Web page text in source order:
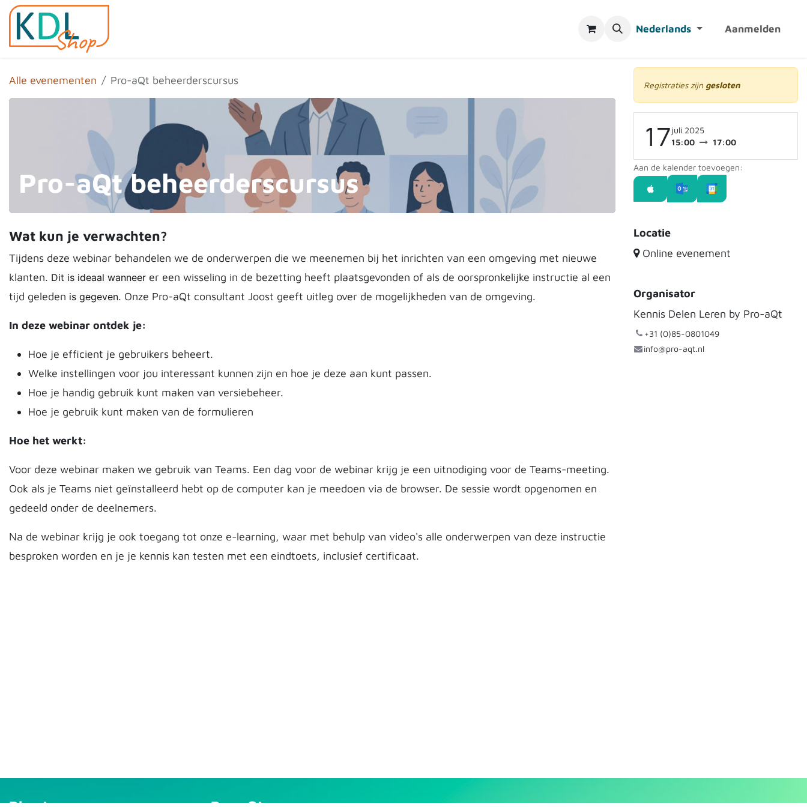
Overslaan naar inhoud
Nederlands Aanmelden
Alle evenementen Pro-aQt beheerderscursus
Pro-aQt beheerderscursus
Wat kun je verwachten?
Tijdens deze webinar behandelen we de onderwerpen die we meenemen bij het inrichten van een omgeving met nieuwe
klanten. Dit is ideaal wanneer er een wisseling in de bezetting heeft plaatsgevonden of als de oorspronkelijke instructie al een
tijd geleden is gegeven. Onze Pro-aQt consultant Joost geeft uitleg over de mogelijkheden van de omgeving.
In deze webinar ontdek je:
Hoe je efficient je gebruikers beheert.
Welke instellingen voor jou interessant kunnen zijn en hoe je deze aan kunt passen.
Hoe je handig gebruik kunt maken van versiebeheer.
Hoe je gebruik kunt maken van de formulieren
Hoe het werkt:
Voor deze webinar maken we gebruik van Teams. Een dag voor de webinar krijg je een uitnodiging voor de Teams-meeting.
Ook als je Teams niet geïnstalleerd hebt op de computer kan je meedoen via de browser. De sessie wordt opgenomen en
gedeeld onder de deelnemers.
Na de webinar krijg je ook toegang tot onze e-learning, waar met behulp van video's alle onderwerpen van deze instructie
besproken worden en je je kennis kan testen met een eindtoets, inclusief certificaat.
Registraties zijn gesloten
17juli 2025
15:00
17:00
Aan de kalender toevoegen:
Locatie
Online evenement
Organisator
Kennis Delen Leren by Pro-aQt
+31 (0)85-0801049
info@pro-aqt.nl